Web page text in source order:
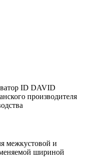
ID DAVID
производителя
межкустовой и
шириной